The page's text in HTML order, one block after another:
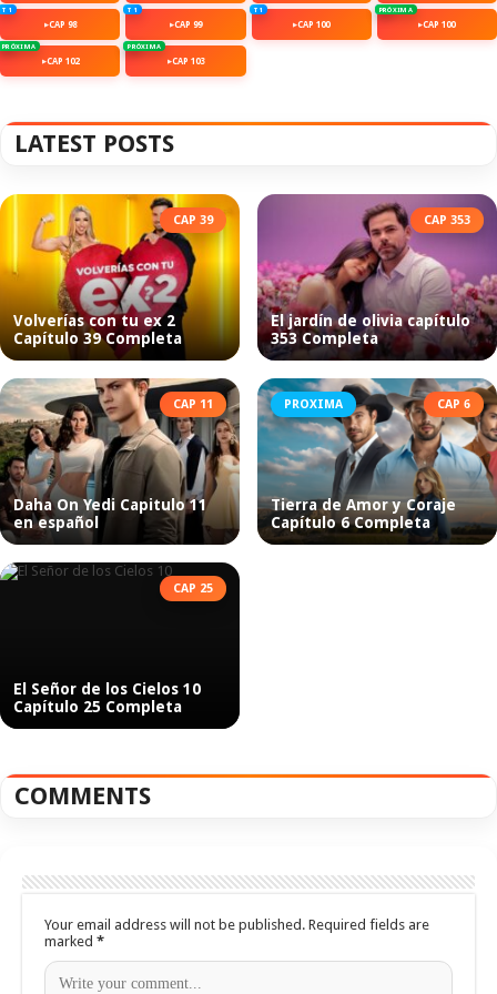
T 1
CAP 98
T 1
CAP 99
T 1
CAP 100
T 1
PRÓXIMA
CAP 100
T 1
PRÓXIMA
CAP 102
T 1
PRÓXIMA
CAP 103
LATEST POSTS
CAP 39
Volverías con tu ex 2
Capítulo 39 Completa
CAP 353
El jardín de olivia capítulo
353 Completa
CAP 11
Daha On Yedi Capitulo 11
en español
PROXIMA CAP 6
Tierra de Amor y Coraje
Capítulo 6 Completa
CAP 25
El Señor de los Cielos 10
Capítulo 25 Completa
COMMENTS
Your email address will not be published. Required fields are
marked *